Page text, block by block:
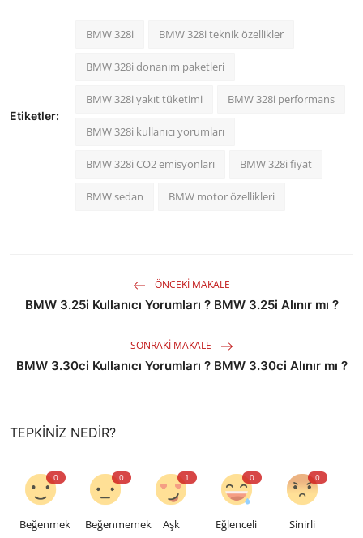
Etiketler:
BMW 328i BMW 328i teknik özellikler
BMW 328i donanım paketleri
BMW 328i yakıt tüketimi BMW 328i performans
BMW 328i kullanıcı yorumları
BMW 328i CO2 emisyonları BMW 328i fiyat
BMW sedan BMW motor özellikleri
ÖNCEKI MAKALE
BMW 3.25i Kullanıcı Yorumları ? BMW 3.25i Alınır mı ?
SONRAKI MAKALE
BMW 3.30ci Kullanıcı Yorumları ? BMW 3.30ci Alınır mı ?
TEPKINIZ NEDIR?
0
Beğenmek
0
Beğenmemek
1
Aşk
0
Eğlenceli
0
Sinirli